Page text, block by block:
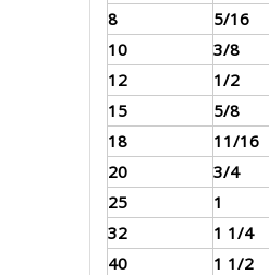
8
5/16
10
3/8
12
1/2
15
5/8
18
11/16
20
3/4
25
1
32
1 1/4
40
1 1/2